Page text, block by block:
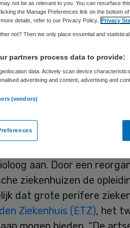
Skipr Redactie 31 augustus 2015
TweeSteden
aan Artsen In Opleiding
het tweede jaar van de
keert de opleiding
gekoesterde wens is in
Gerrit-Jan
aan. Door een
ziekenhuizen de
dat grote perifere
Ziekenhuis (ETZ), het
not be as relevant to you. You can resurface
the Manage Preferences link on the bottom
details, refer to our Privacy Policy. Privacy
not? Then we only place essential and
partners process data to provide:
data. Actively scan device
advertising and content, advertising and
(vendors)